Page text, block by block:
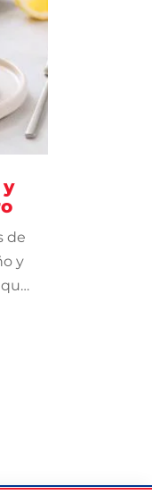
y
de
y